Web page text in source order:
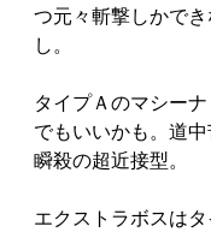
つ元々斬撃しかで
し。
タイプＡのマシー
でもいいかも。道
瞬殺の超近接型。
エクストラボスは